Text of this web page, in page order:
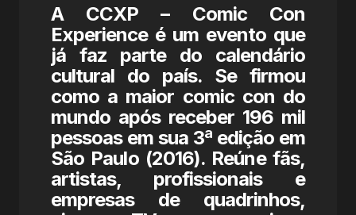
A CCXP – Comic Con
Experience é um evento que
já faz parte do calendário
cultural do país. Se firmou
como a maior comic con do
mundo após receber 196 mil
pessoas em sua 3ª edição em
São Paulo (2016). Reúne fãs,
artistas, profissionais e
empresas de quadrinhos,